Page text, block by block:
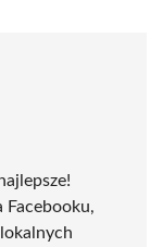
Facebooku,